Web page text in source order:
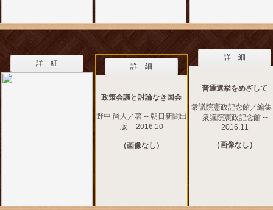
詳 細 詳 細
政策会議と討論なき国会
野中 尚人／著 -- 朝日新聞出
版 -- 2016.10
（画像なし）
詳 細
普通選挙をめざして
衆議院憲政記念館／編集
衆議院憲政記念館 --
2016.11
（画像なし）